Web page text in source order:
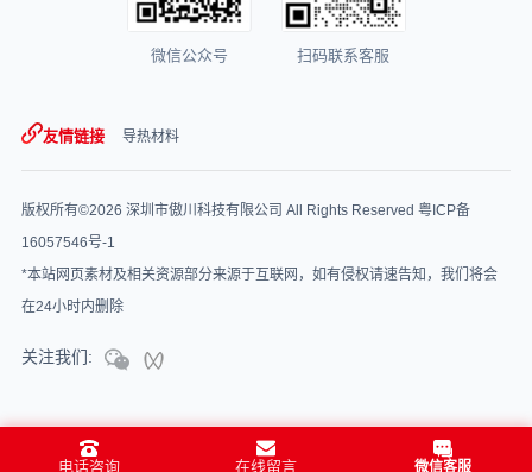
友情链接 导热材料
版权所有©2026 深圳市傲川科技有限公司 All Rights Reserved 粤ICP备
16057546号-1
*本站网页素材及相关资源部分来源于互联网，如有侵权请速告知，我们将会
在24小时内删除
关注我们:
微信公众号 扫码联系客服
电话咨询 在线留言 微信客服